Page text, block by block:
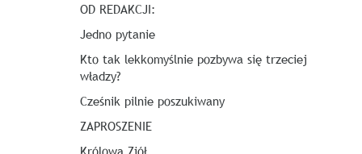
OD REDAKCJI:
Jedno pytanie
Kto tak lekkomyślnie pozbywa się trzeciej
władzy?
Cześnik pilnie poszukiwany
ZAPROSZENIE
Królowa Ziół